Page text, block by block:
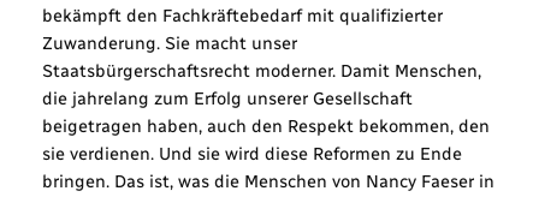
bekämpft den Fachkräftebedarf mit qualifizierter
Zuwanderung. Sie macht unser
Staatsbürgerschaftsrecht moderner. Damit Menschen,
die jahrelang zum Erfolg unserer Gesellschaft
beigetragen haben, auch den Respekt bekommen, den
sie verdienen. Und sie wird diese Reformen zu Ende
bringen. Das ist, was die Menschen von Nancy Faeser in